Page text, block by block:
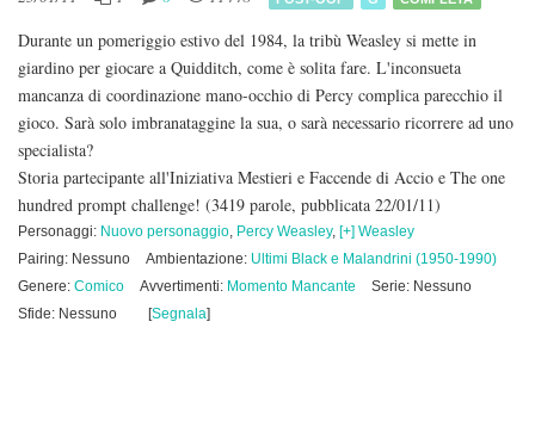
Durante un pomeriggio estivo del 1984, la tribù Weasley si mette in
giardino per giocare a Quidditch, come è solita fare. L'inconsueta
mancanza di coordinazione mano-occhio di Percy complica parecchio il
gioco. Sarà solo imbranataggine la sua, o sarà necessario ricorrere ad uno
specialista?
Storia partecipante all'Iniziativa Mestieri e Faccende di Accio e The one
hundred prompt challenge! (3419 parole, pubblicata 22/01/11)
Personaggi: Nuovo personaggio, Percy Weasley, [+] Weasley
Pairing: Nessuno
Ambientazione: Ultimi Black e Malandrini (1950-1990)
Genere: Comico Avvertimenti: Momento Mancante
Serie: Nessuno
Sfide: Nessuno
[Segnala]